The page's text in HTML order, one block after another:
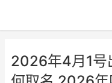
2026年4月1号